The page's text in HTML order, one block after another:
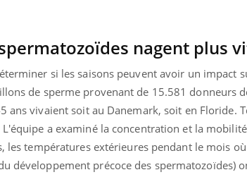
nagent plus
si les saisons peuvent avoir un impact
de sperme provenant de 15.581 donneurs
ans vivaient soit au Danemark, soit en Floride.
L'équipe a examiné la concentration et la
les températures extérieures pendant le mois
développement précoce des spermatozoïdes)